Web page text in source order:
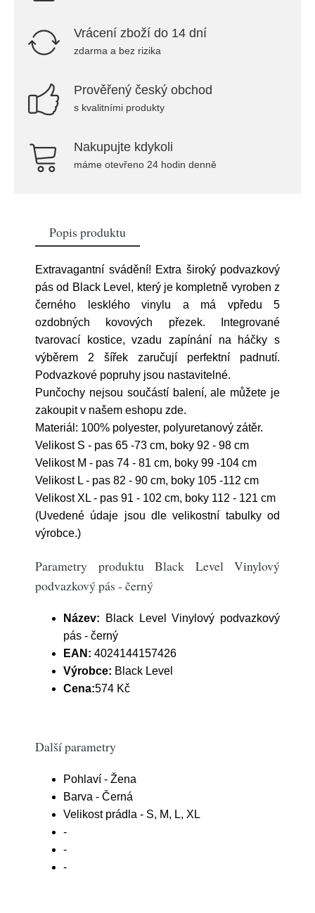
Vrácení zboží do 14 dní
zdarma a bez rizika
Prověřený český obchod
s kvalitními produkty
Nakupujte kdykoli
máme otevřeno 24 hodin denně
Popis produktu
Extravagantní svádění! Extra široký podvazkový
pás od Black Level, který je kompletně vyroben z
černého lesklého vinylu a má vpředu 5
ozdobných kovových přezek. Integrované
tvarovací kostice, vzadu zapínání na háčky s
výběrem 2 šířek zaručují perfektní padnutí.
Podvazkové popruhy jsou nastavitelné.
Punčochy nejsou součástí balení, ale můžete je
zakoupit v našem eshopu zde.
Materiál: 100% polyester, polyuretanový zátěr.
Velikost S - pas 65 -73 cm, boky 92 - 98 cm
Velikost M - pas 74 - 81 cm, boky 99 -104 cm
Velikost L - pas 82 - 90 cm, boky 105 -112 cm
Velikost XL - pas 91 - 102 cm, boky 112 - 121 cm
(Uvedené údaje jsou dle velikostní tabulky od
výrobce.)
Parametry produktu Black Level Vinylový
podvazkový pás - černý
Název: Black Level Vinylový podvazkový
pás - černý
EAN: 4024144157426
Výrobce: Black Level
Cena:574 Kč
Další parametry
Pohlaví - Žena
Barva - Černá
Velikost prádla - S, M, L, XL
-
-
-